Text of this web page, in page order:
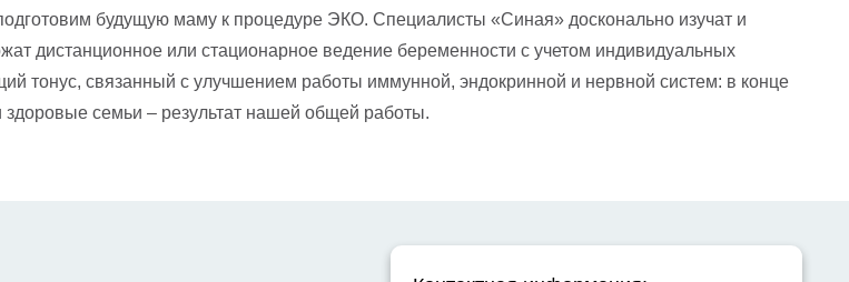
будущую маму к процедуре ЭКО. Специалисты «Синая» досконально изучат и
дистанционное или стационарное ведение беременности с учетом индивидуальных
тонус, связанный с улучшением работы иммунной, эндокринной и нервной систем: в конце
здоровые семьи – результат нашей общей работы.